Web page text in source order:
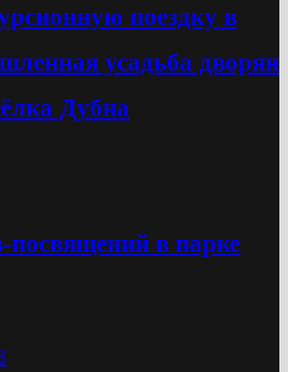
поездку в
усадьба дворян
Дубна
посвящений в парке